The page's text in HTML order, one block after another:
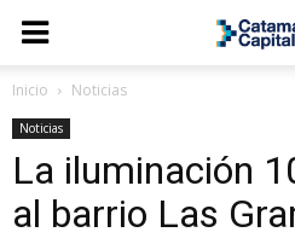
Inicio Noticias
Noticias
La iluminación
al barrio Las